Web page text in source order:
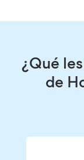
¿Qué
de